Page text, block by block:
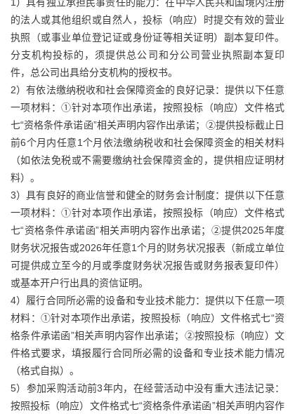
的法人或其他组织或自然人，投标（响应）时提交有效的营业
执照（或事业单位登记证或身份证等相关证明）副本复印件。
分支机构投标的，须提供总公司和分公司营业执照副本复印
件，总公司出具给分支机构的授权书。
2）有依法缴纳税收和社会保障资金的良好记录：提供以下任意
一项材料：①针对本项作出承诺，按照投标（响应）文件格式
七“资格条件承诺函”相关声明内容作出承诺；②提供投标截止日
前6个月内任意1个月依法缴纳税收和社会保障资金的相关材料
（如依法免税或不需要缴纳社会保障资金的，提供相应证明材
料）。
3）具有良好的商业信誉和健全的财务会计制度：提供以下任意
一项材料：①针对本项作出承诺，按照投标（响应）文件格式
七“资格条件承诺函”相关声明内容作出承诺；②提供2025年度
财务状况报告或2026年任意1个月的财务状况报表（新成立单位
可提供成立至今的月或季度财务状况报告或财务报表复印件）
或基本开户行出具的资信证明。
4）履行合同所必需的设备和专业技术能力：提供以下任意一项
材料：①针对本项作出承诺，按照投标（响应）文件格式七“资
格条件承诺函”相关声明内容作出承诺；②按照投标（响应）文
件格式要求，填报履行合同所必需的设备和专业技术能力情况
（格式自拟）。
5）参加采购活动前3年内，在经营活动中没有重大违法记录：
按照投标（响应）文件格式七“资格条件承诺函”相关声明内容作